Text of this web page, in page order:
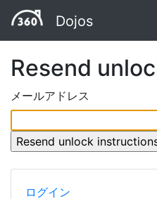
Dojos
Resend
メールアドレス
ログイン